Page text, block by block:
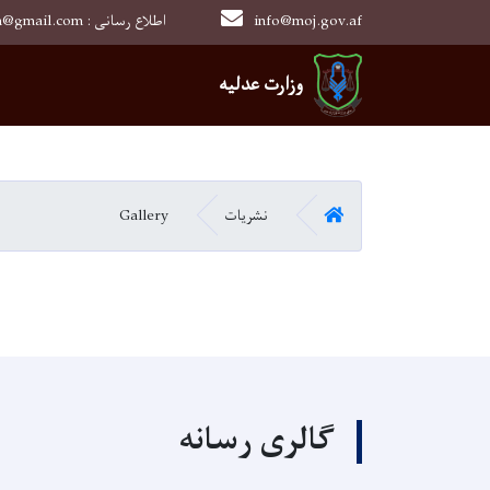
وزارت عدلیه
info@moj.gov.af 0202526849 : moj.afghanistan@gmail.com : اطلاع رسانی
Main navigation
HOME نشریات Gallery
گالری رسانه